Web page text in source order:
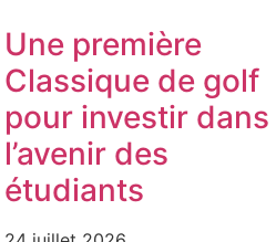
Une première
Classique de golf
pour investir dans
l’avenir des
étudiants